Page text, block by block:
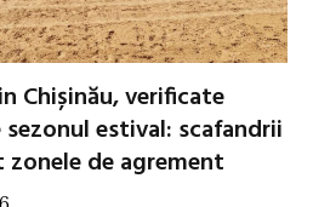
Chișinău, verificate
estival: scafandrii
zonele de agrement